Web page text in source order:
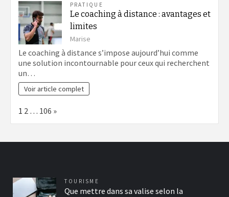
PRATIQUE
Le coaching à distance : avantages et
limites
Marise
Le coaching à distance s’impose aujourd’hui comme
une solution incontournable pour ceux qui recherchent
un…
Voir article complet
Page:
1 2 … 106 Next
»
TOURISME
Que mettre dans sa valise selon la